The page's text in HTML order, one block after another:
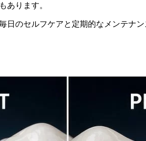
あります。
日のセルフケアと定期的なメンテナ